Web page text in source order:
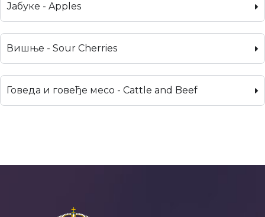
Јабуке - Apples
Вишње - Sour Cherries
Говеда и говеђе месо - Cattle and Beef